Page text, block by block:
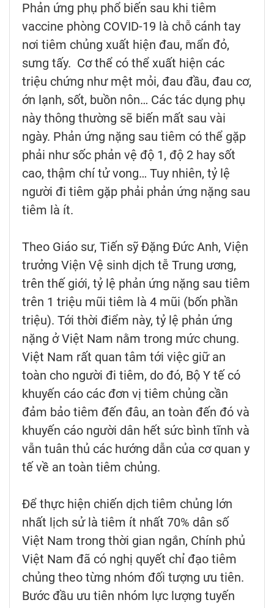
Phản ứng phụ phổ biến sau khi tiêm
vaccine phòng COVID-19 là chỗ cánh tay
nơi tiêm chủng xuất hiện đau, mẩn đỏ,
sưng tấy. Cơ thể có thể xuất hiện các
triệu chứng như mệt mỏi, đau đầu, đau cơ,
ớn lạnh, sốt, buồn nôn… Các tác dụng phụ
này thông thường sẽ biến mất sau vài
ngày. Phản ứng nặng sau tiêm có thể gặp
phải như sốc phản vệ độ 1, độ 2 hay sốt
cao, thậm chí tử vong… Tuy nhiên, tỷ lệ
người đi tiêm gặp phải phản ứng nặng sau
tiêm là ít.
Theo Giáo sư, Tiến sỹ Đặng Đức Anh, Viện
trưởng Viện Vệ sinh dịch tễ Trung ương,
trên thế giới, tỷ lệ phản ứng nặng sau tiêm
trên 1 triệu mũi tiêm là 4 mũi (bốn phần
triệu). Tới thời điểm này, tỷ lệ phản ứng
nặng ở Việt Nam nằm trong mức chung.
Việt Nam rất quan tâm tới việc giữ an
toàn cho người đi tiêm, do đó, Bộ Y tế có
khuyến cáo các đơn vị tiêm chủng cần
đảm bảo tiêm đến đâu, an toàn đến đó và
khuyến cáo người dân hết sức bình tĩnh và
vẫn tuân thủ các hướng dẫn của cơ quan y
tế về an toàn tiêm chủng.
Để thực hiện chiến dịch tiêm chủng lớn
nhất lịch sử là tiêm ít nhất 70% dân số
Việt Nam trong thời gian ngắn, Chính phủ
Việt Nam đã có nghị quyết chỉ đạo tiêm
chủng theo từng nhóm đối tượng ưu tiên.
Bước đầu ưu tiên nhóm lực lượng tuyến